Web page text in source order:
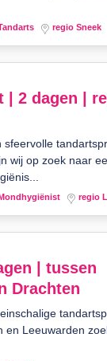
regio Sneek
| 2 dagen |
sfeervolle
wij op zoek naar
regio
| tussen
Drachten
en Leeuwarden